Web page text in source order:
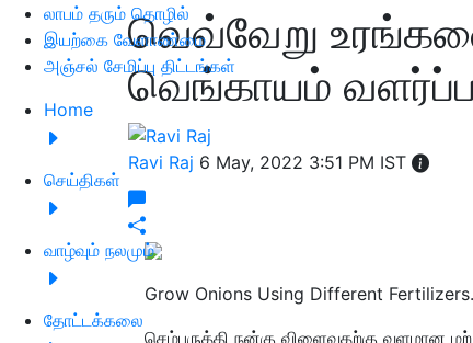
லாபம் தரும் தொழில்
இயற்கை வேளாண்மை
அஞ்சல் சேமிப்பு திட்டங்கள்
Home
செய்திகள்
வாழ்வும் நலமும்
தோட்டக்கலை
வெவ்வேறு
வெங்காயம்
Ravi Raj 6 May, 2022 3:51 PM IST
Grow Onions Using Different
செம்பருத்தி நன்கு விளைவதற்கு வளமான